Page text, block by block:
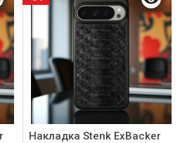
Накладка Stenk ExBacker